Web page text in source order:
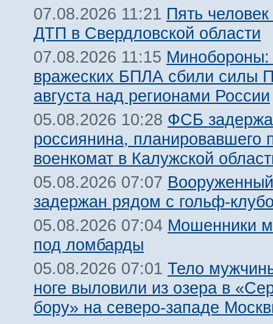
07.08.2026 11:21 Пять
ДТП в Свердловской области
07.08.2026 11:15 Минобороны:
вражеских БПЛА сбили силы
августа над регионами России
05.08.2026 10:28 ФСБ
россиянина, планировавшего
военкомат в Калужской
05.08.2026 07:07
задержан рядом с гольф-
05.08.2026 07:04 Мошенники
под ломбарды
05.08.2026 07:01 Тело
ноге выловили из озера в
бору» на северо-западе